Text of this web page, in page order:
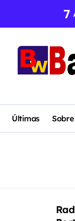
7
Últimas Sobre